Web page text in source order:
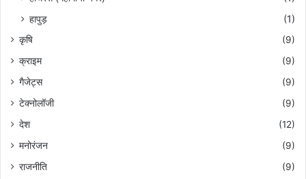
हापुड़
(1)
कृषि
(9)
क्राइम
(9)
गैजेट्स
(9)
टेक्नोलॉजी
(9)
देश
(12)
मनोरंजन
(9)
राजनीति
(9)